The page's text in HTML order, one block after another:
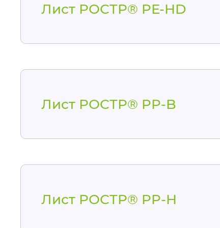
Лист РОСТР® PE-HD
Лист РОСТР® PP-B
Лист РОСТР® PP-H